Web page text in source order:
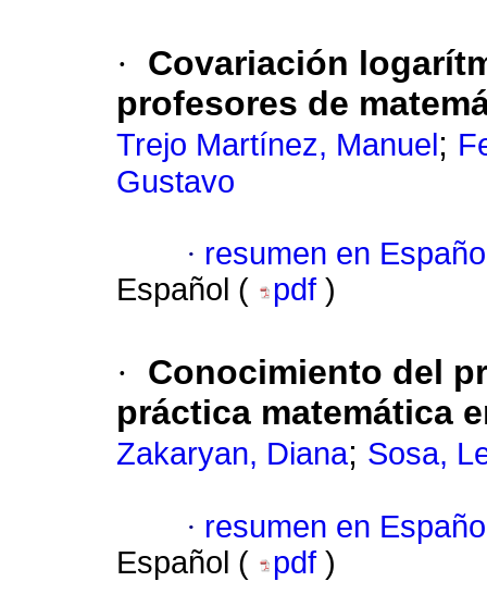
·
Covariación
profesores de
Trejo Martínez, Manuel ;
Gustavo
· resumen en
Español (
pdf )
·
Conocimiento del
práctica matemática
Zakaryan, Diana; Sosa,
· resumen en
Español (
pdf )